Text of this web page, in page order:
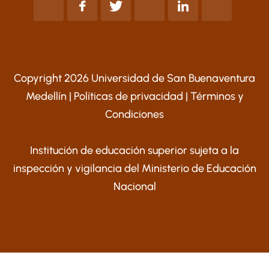
Copyright 2026 Universidad de San Buenaventura
Medellín | Políticas de privacidad | Términos y
Condiciones
Institución de educación superior sujeta a la
inspección y vigilancia del Ministerio de Educación
Nacional